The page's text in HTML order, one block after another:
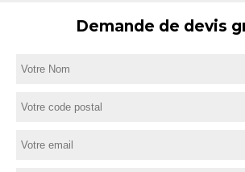
Demande de devis